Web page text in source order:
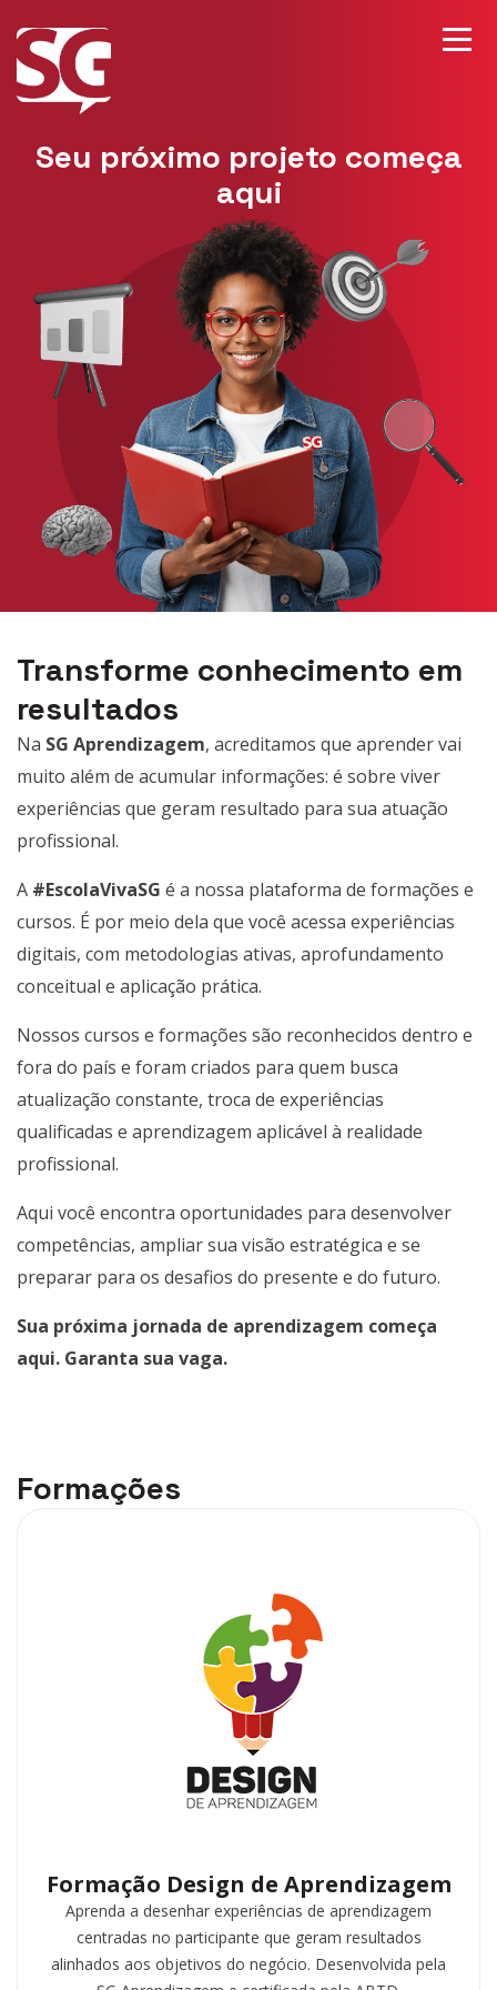
Seu próximo projeto começa
aqui
Transforme conhecimento em
resultados
Na SG Aprendizagem, acreditamos que aprender vai
muito além de acumular informações: é sobre viver
experiências que geram resultado para sua atuação
profissional.
A #EscolaVivaSG é a nossa plataforma de formações e
cursos. É por meio dela que você acessa experiências
digitais, com metodologias ativas, aprofundamento
conceitual e aplicação prática.
Nossos cursos e formações são reconhecidos dentro e
fora do país e foram criados para quem busca
atualização constante, troca de experiências
qualificadas e aprendizagem aplicável à realidade
profissional.
Aqui você encontra oportunidades para desenvolver
competências, ampliar sua visão estratégica e se
preparar para os desafios do presente e do futuro.
Sua próxima jornada de aprendizagem começa
aqui. Garanta sua vaga.
Formações
Formação Design de Aprendizagem
Aprenda a desenhar experiências de aprendizagem
centradas no participante que geram resultados
alinhados aos objetivos do negócio. Desenvolvida pela